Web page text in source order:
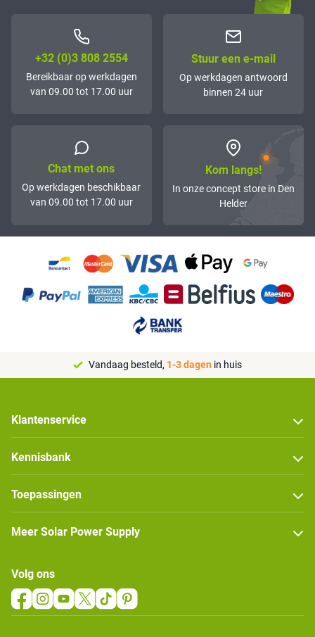
+32 (0)3 808 2554
Bereikbaar op werkdagen
van 09.00 tot 17.00 uur
Stuur een e-mail
Op werkdagen antwoord
binnen 24 uur
Chat met ons
Op werkdagen beschikbaar
van 09.00 tot 17.00 uur
Kom langs!
In onze concept store in Den
Helder
Vandaag besteld, 1-3 dagen in huis
Klantenservice
Kennisbank
Toepassingen
Meer Solar Power Supply
Volg ons